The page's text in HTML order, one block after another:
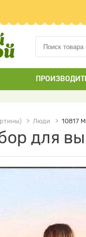
Люди 10817
для